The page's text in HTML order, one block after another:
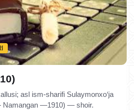
asl ism-sharifi Sulaymonxo‘ja
— Namangan —1910) — shoir.